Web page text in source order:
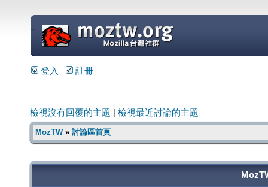
=
登入 註冊
檢視沒有回覆的主題 檢視最近討論的主題
MozTW» 討論區首頁